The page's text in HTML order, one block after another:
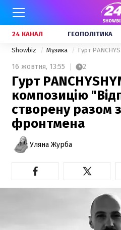
24 КАНАЛ ГЕОПОЛІТИКА
Showbiz Музика
16 жовтня, 13:55 2
Гурт
композицію
створену разом
фронтмена
Уляна Журба